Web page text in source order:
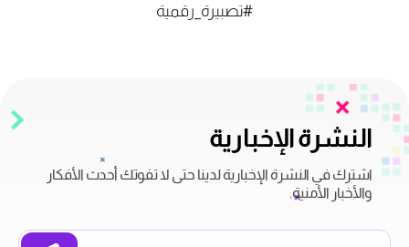
#تصبيرة_رقمية
النشرة الإخبارية
اشترك في النشرة الإخبارية لدينا حتى لا تفوتك أحدث الأفكار
والأخبار الأمنية.